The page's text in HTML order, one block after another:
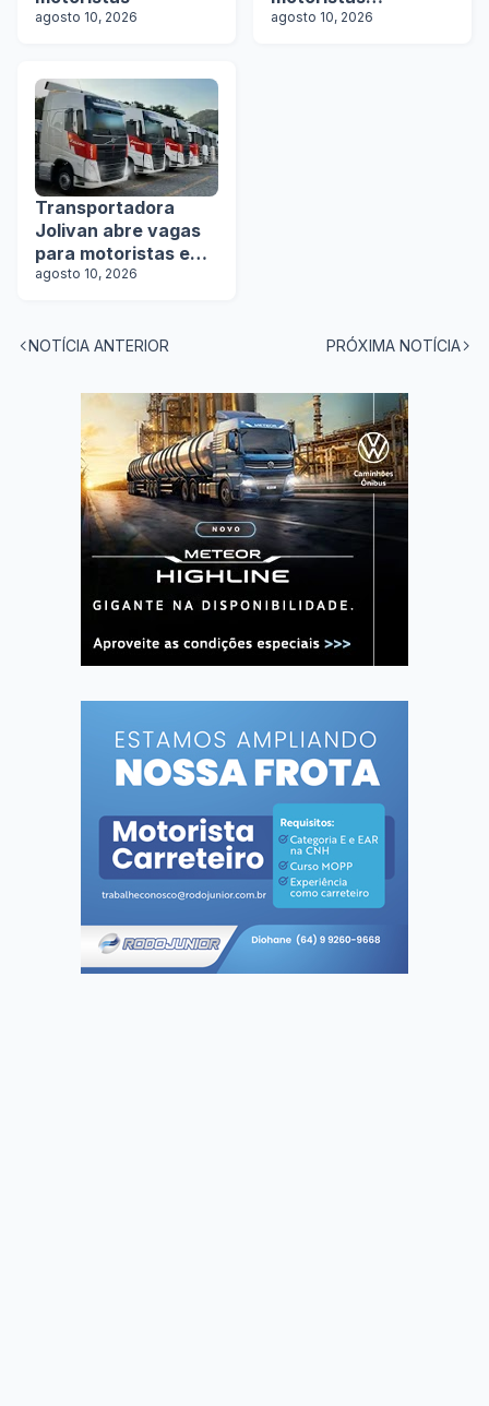
agosto 10, 2026
categoria D e E
agosto 10, 2026
Transportadora
Jolivan abre vagas
para motoristas em
5 estados
agosto 10, 2026
NOTÍCIA ANTERIOR PRÓXIMA NOTÍCIA